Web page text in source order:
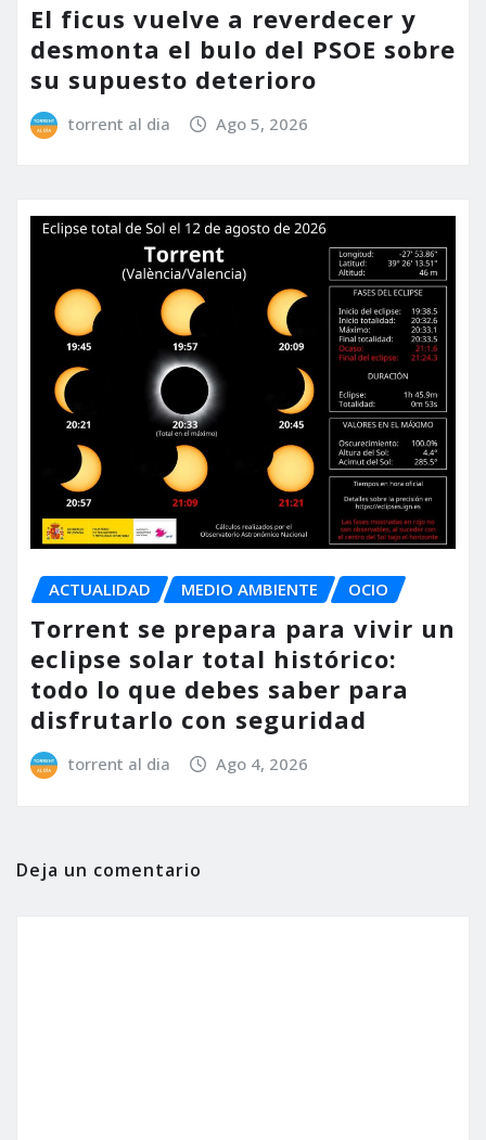
El ficus vuelve a reverdecer y
desmonta el bulo del PSOE sobre
su supuesto deterioro
torrent al dia Ago 5, 2026
ACTUALIDAD MEDIO AMBIENTE OCIO
Torrent se prepara para vivir un
eclipse solar total histórico:
todo lo que debes saber para
disfrutarlo con seguridad
torrent al dia Ago 4, 2026
Deja un comentario